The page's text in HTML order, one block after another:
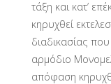
τάξη και κατ’
κηρυχθεί
διαδικασίας
αρμόδιο
απόφαση